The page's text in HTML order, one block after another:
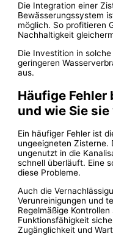
Die Integration einer
Bewässerungssystem
möglich. So profitieren
Nachhaltigkeit
Die Investition in
geringeren
aus.
Häufige
und wie Sie
Ein häufiger Fehler ist
ungeeigneten Zisterne.
ungenutzt in die
schnell überläuft. Eine
diese Probleme.
Auch die
Verunreinigungen und
Regelmäßige
Funktionsfähigkeit
Zugänglichkeit und